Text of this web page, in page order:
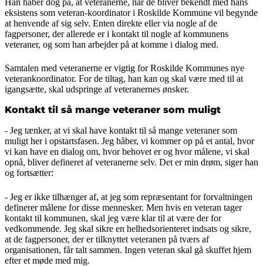
Han håber dog på, at veteranerne, når de bliver bekendt med hans
eksistens som veteran-koordinator i Roskilde Kommune vil begynde
at henvende af sig selv. Enten direkte eller via nogle af de
fagpersoner, der allerede er i kontakt til nogle af kommunens
veteraner, og som han arbejder på at komme i dialog med.
Samtalen med veteranerne er vigtig for Roskilde Kommunes nye
veterankoordinator. For de tiltag, han kan og skal være med til at
igangsætte, skal udspringe af veteranernes ønsker.
Kontakt til så mange veteraner som muligt
- Jeg tænker, at vi skal have kontakt til så mange veteraner som
muligt her i opstartsfasen. Jeg håber, vi kommer op på et antal, hvor
vi kan have en dialog om, hvor behovet er og hvor målene, vi skal
opnå, bliver defineret af veteranerne selv. Det er min drøm, siger han
og fortsætter:
- Jeg er ikke tilhænger af, at jeg som repræsentant for forvaltningen
definerer målene for disse mennesker. Men hvis en veteran tager
kontakt til kommunen, skal jeg være klar til at være der for
vedkommende. Jeg skal sikre en helhedsorienteret indsats og sikre,
at de fagpersoner, der er tilknyttet veteranen på tværs af
organisationen, får talt sammen. Ingen veteran skal gå skuffet hjem
efter et møde med mig.